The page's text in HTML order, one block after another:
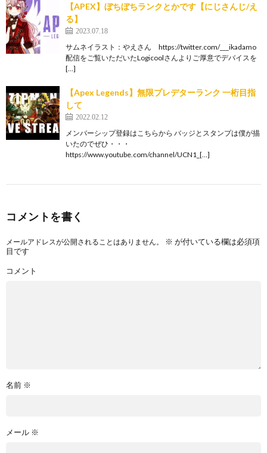
【APEX】ぼちぼちランクとかです【にじさんじ/え
る】
2023.07.18
サムネイラスト：やえさん https://twitter.com/___ikadamo
配信をご覧いただいたLogicoolさんよりご厚意でデバイスを
[…]
【Apex Legends】無限プレデターランク 一桁目指
して
2022.02.12
メンバーシップ登録はこちらから バッジとスタンプは僕が描
いたのでぜひ・・・
https://www.youtube.com/channel/UCN1_[…]
コメントを書く
メールアドレスが公開されることはありません。 ※ が付いている欄は必須項
目です
コメント
名前 ※
メール ※